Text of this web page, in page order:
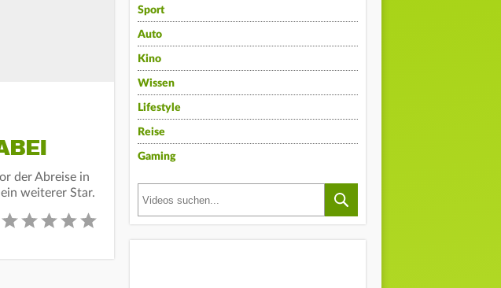
der Abreise in
weiterer Star.
Sport
Auto
Kino
Wissen
Lifestyle
Reise
Gaming